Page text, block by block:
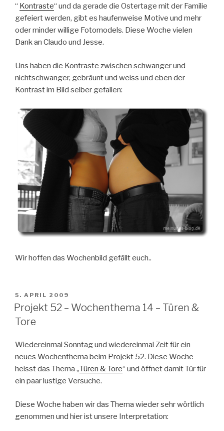
“ Kontraste“ und da gerade die Ostertage mit der Familie
gefeiert werden, gibt es haufenweise Motive und mehr
oder minder willige Fotomodels. Diese Woche vielen
Dank an Claudo und Jesse.
Uns haben die Kontraste zwischen schwanger und
nichtschwanger, gebräunt und weiss und eben der
Kontrast im Bild selber gefallen:
Wir hoffen das Wochenbild gefällt euch..
VERÖFFENTLICHT
AM
5. APRIL 2009
Projekt 52 – Wochenthema 14 – Türen &
Tore
Wiedereinmal Sonntag und wiedereinmal Zeit für ein
neues Wochenthema beim Projekt 52. Diese Woche
heisst das Thema „Türen & Tore“ und öffnet damit Tür für
ein paar lustige Versuche.
Diese Woche haben wir das Thema wieder sehr wörtlich
genommen und hier ist unsere Interpretation: